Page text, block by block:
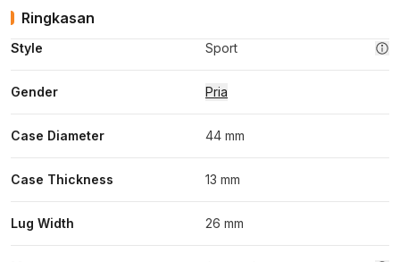
Ringkasan
Style Sport
Gender Pria
Case Diameter 44 mm
Case Thickness 13 mm
Lug Width 26 mm